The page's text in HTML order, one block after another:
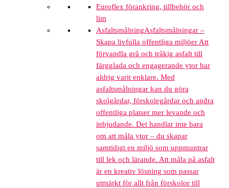
Euroflex förankring, tillbehör och
lim
AsfaltsmålningAsfaltsmålningar –
Skapa livfulla offentliga miljöer Att
förvandla grå och tråkig asfalt till
färgglada och engagerande ytor har
aldrig varit enklare. Med
asfaltsmålningar kan du göra
skolgårdar, förskolegårdar och andra
offentliga platser mer levande och
inbjudande. Det handlar inte bara
om att måla ytor – du skapar
samtidigt en miljö som uppmuntrar
till lek och lärande. Att måla på asfalt
är en kreativ lösning som passar
utmärkt för allt från förskolor till